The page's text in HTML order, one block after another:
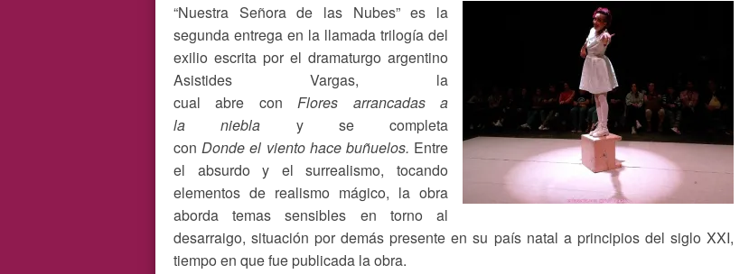
“Nuestra Señora de las Nubes” es la
segunda entrega en la llamada trilogía del
exilio escrita por el dramaturgo argentino
Asistides Vargas, la
cualabre conFlores arrancadas a
la niebla y se completa
conDonde el viento hace buñuelos. Entre
el absurdo y el surrealismo, tocando
elementos de realismo mágico, la obra
aborda temas sensibles en torno al
desarraigo, situación por demás presente en su país natal a principios del siglo XXI,
tiempo en que fue publicada la obra.